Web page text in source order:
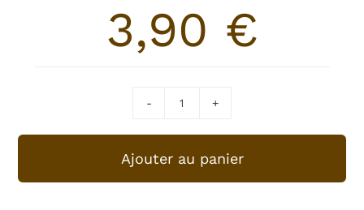
3,90 €
de
Stylo
Ajouter au panier